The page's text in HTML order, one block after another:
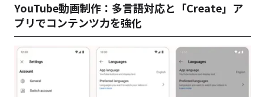
YouTube動画制作：多言語対応と「Create」ア
プリでコンテンツ力を強化